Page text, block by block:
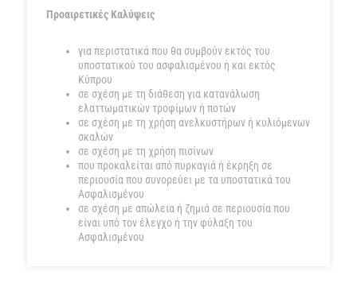
Προαιρετικές Καλύψεις
για περιστατικά που θα συμβούν εκτός του
υποστατικού του ασφαλισμένου ή και εκτός
Κύπρου
σε σχέση με τη διάθεση για κατανάλωση
ελαττωματικών τροφίμων ή ποτών
σε σχέση με τη χρήση ανελκυστήρων ή κυλιόμενων
σκαλών
σε σχέση με τη χρήση πισίνων
που προκαλείται από πυρκαγιά ή έκρηξη σε
περιουσία που συνορεύει με τα υποστατικά του
Ασφαλισμένου
σε σχέση με απώλεια ή ζημιά σε περιουσία που
είναι υπό τον έλεγχο ή την φύλαξη του
Ασφαλισμένου